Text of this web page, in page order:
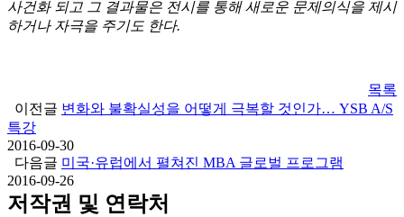
사건화 되고 그 결과물은 전시를 통해 새로운 문제의식을 제시
하거나 자극을 주기도 한다.
목록
이전글 변화와 불확실성을 어떻게 극복할 것인가… YSB A/S
특강
2016-09-30
다음글 미국·유럽에서 펼쳐진 MBA 글로벌 프로그램
2016-09-26
저작권 및 연락처